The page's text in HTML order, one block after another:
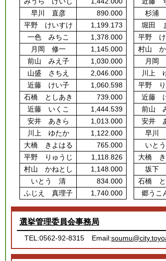
早川 直彦
890.000
平野 けいすけ
1,199.173
一色 みちこ
1,378.000
月岡 修一
1,145.000
前山 みえ子
1,030.000
山盛 さちえ
2,046.000
近藤 けい子
1,060.598
石橋 としあき
739.000
近藤 いくこ
1,444.539
安井 あきら
1,013.000
川上 ゆたか
1,122.000
大橋 きよはる
765.000
平野 りゅうじ
1,118.826
村山 かねとし
1,148.000
いとう 清
834.000
ふじえ 真理子
1,740.000
杉浦
堀田
平野 け
村山 か
月岡
川上
平野 り
近藤
前山
安井
早川
いと
大橋 き
坂下
石橋 と
郷う
選挙管理委員会事務局
TEL:0562-92-8315 Email: